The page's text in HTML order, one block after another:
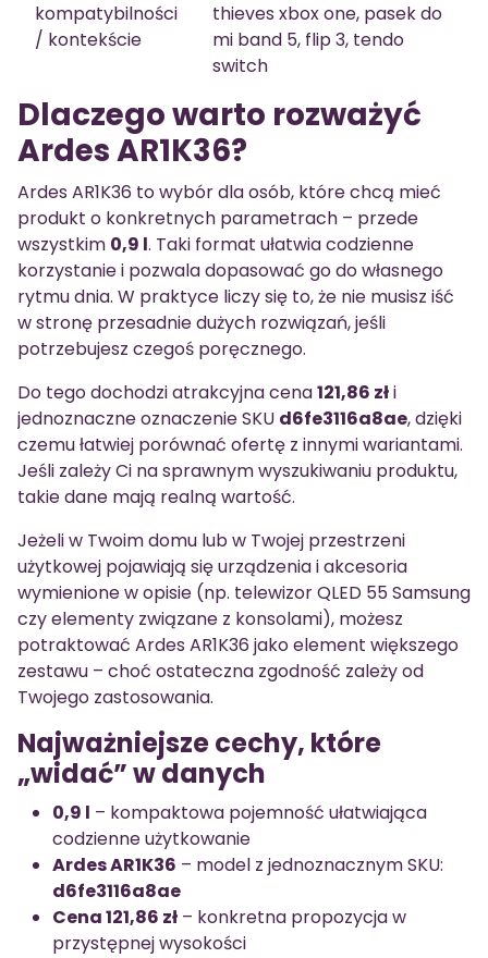
kompatybilności
/ kontekście
thieves xbox one, pasek do
mi band 5, flip 3, tendo
switch
Dlaczego warto rozważyć
Ardes AR1K36?
Ardes AR1K36 to wybór dla osób, które chcą mieć
produkt o konkretnych parametrach – przede
wszystkim 0,9 l. Taki format ułatwia codzienne
korzystanie i pozwala dopasować go do własnego
rytmu dnia. W praktyce liczy się to, że nie musisz iść
w stronę przesadnie dużych rozwiązań, jeśli
potrzebujesz czegoś poręcznego.
Do tego dochodzi atrakcyjna cena121,86 złi
jednoznaczne oznaczenie SKU d6fe3116a8ae, dzięki
czemu łatwiej porównać ofertę z innymi wariantami.
Jeśli zależy Ci na sprawnym wyszukiwaniu produktu,
takie dane mają realną wartość.
Jeżeli w Twoim domu lub w Twojej przestrzeni
użytkowej pojawiają się urządzenia i akcesoria
wymienione w opisie (np. telewizor QLED 55 Samsung
czy elementy związane z konsolami), możesz
potraktować Ardes AR1K36 jako element większego
zestawu – choć ostateczna zgodność zależy od
Twojego zastosowania.
Najważniejsze cechy, które
„widać” w danych
0,9 l – kompaktowa pojemność ułatwiająca
codzienne użytkowanie
Ardes AR1K36 – model z jednoznacznym SKU:
d6fe3116a8ae
Cena 121,86 zł – konkretna propozycja w
przystępnej wysokości